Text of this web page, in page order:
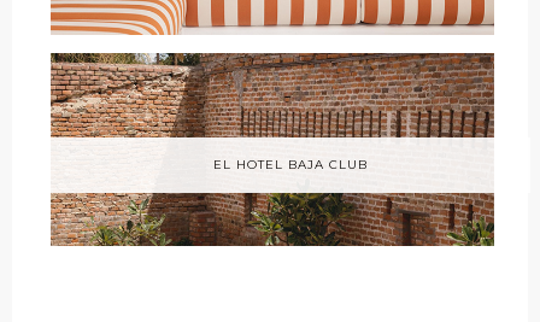
EL HOTEL BAJA CLUB